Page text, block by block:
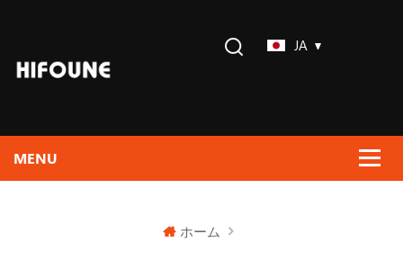
JA
ホーム